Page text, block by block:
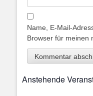
Name, E-Mail-
Browser für meinen
Anstehende